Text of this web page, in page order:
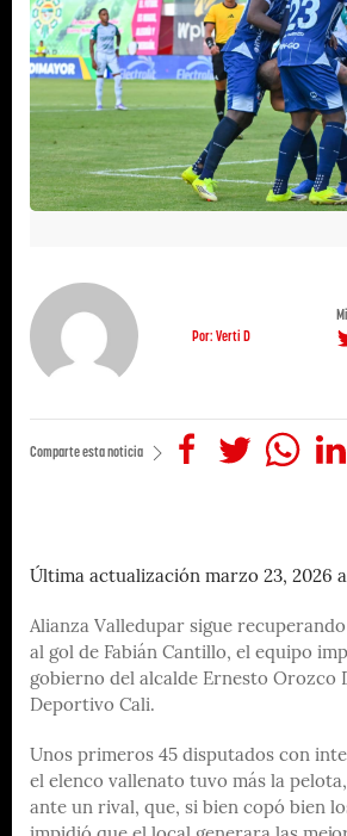
Por: Verti D
Comparte esta noticia
Última actualización marzo 23, 2026
Alianza Valledupar sigue
al gol de Fabián Cantillo, el equipo
gobierno del alcalde Ernesto Orozco
Deportivo Cali.
Unos primeros 45 disputados con
el elenco vallenato tuvo más la
ante un rival, que, si bien copó bien